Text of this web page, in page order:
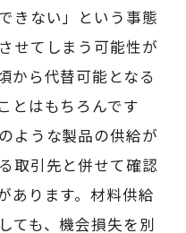
きない」という事態
せてしまう可能性が
から代替可能となる
とはもちろんです
ような製品の供給が
取引先と併せて確認
あります。材料供給
ても、機会損失を別